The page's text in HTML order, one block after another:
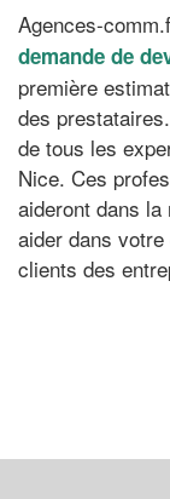
Agences-
demande de
première
des
de tous les
Nice. Ces
aideront dans
aider dans
clients des